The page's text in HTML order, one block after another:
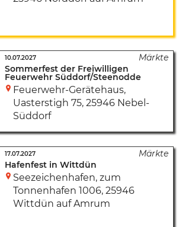
10.07.2027
Sommerfest der Freiwilligen
Feuerwehr Süddorf/Steenodde
Feuerwehr-Gerätehaus,
Uasterstigh 75, 25946 Nebel-
Süddorf
17.07.2027
Hafenfest in Wittdün
Seezeichenhafen, zum
Tonnenhafen 1006, 25946
Wittdün auf Amrum